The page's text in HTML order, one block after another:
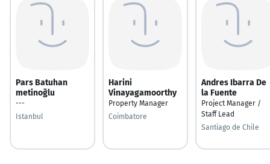
Pars Batuhan
metinoğlu
---
Istanbul
Harini
Vinayagamoorthy
Property Manager
Coimbatore
Andres Ibarra De
la Fuente
Project Manager /
Staff Lead
Santiago de Chile